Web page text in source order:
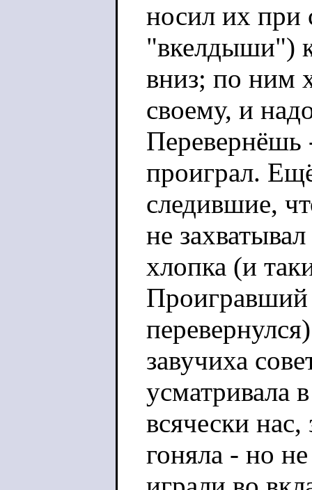
носил их при
"вкелдыши")
вниз; по ним
своему, и
Перевернёшь
проиграл.
следившие,
не
хлопка (и
Проигравший
завучиха
усматривала
всячески нас,
гоняла - но